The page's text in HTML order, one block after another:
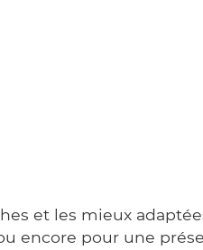
et les mieux
encore pour une